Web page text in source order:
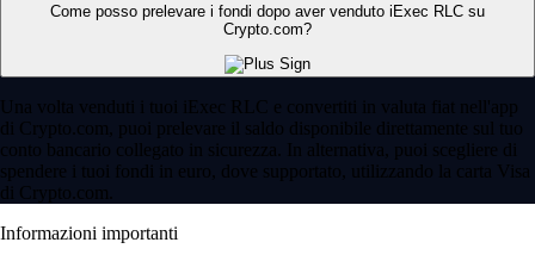
Come posso prelevare i fondi dopo aver venduto iExec RLC su
Crypto.com?
Una volta venduti i tuoi iExec RLC e convertiti in valuta fiat nell'app
di Crypto.com, puoi prelevare il saldo disponibile direttamente sul tuo
conto bancario collegato in sicurezza. In alternativa, puoi scegliere di
spendere i tuoi fondi in euro, dove supportato, utilizzando la carta Visa
di Crypto.com.
Informazioni importanti